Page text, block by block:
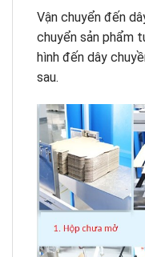
Vận chuyển đến
chuyển sản phẩm
hình đến dây
sau.